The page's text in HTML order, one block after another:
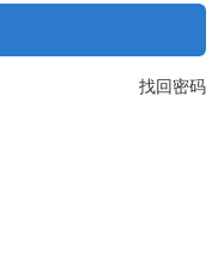
找回密码